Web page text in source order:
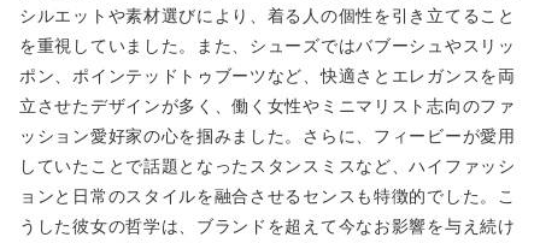
シルエットや素材選びにより、着る人の個性を引き立てること
を重視していました。また、シューズではバブーシュやスリッ
ポン、ポインテッドトゥブーツなど、快適さとエレガンスを両
立させたデザインが多く、働く女性やミニマリスト志向のファ
ッション愛好家の心を掴みました。さらに、フィービーが愛用
していたことで話題となったスタンスミスなど、ハイファッシ
ョンと日常のスタイルを融合させるセンスも特徴的でした。こ
うした彼女の哲学は、ブランドを超えて今なお影響を与え続け